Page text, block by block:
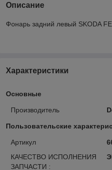
Описание
Фонарь задний левый SKODA
Характеристики
Основные
Производитель
Пользовательские
Артикул
КАЧЕСТВО ИСПОЛНЕНИЯ
ЗАПЧАСТИ :